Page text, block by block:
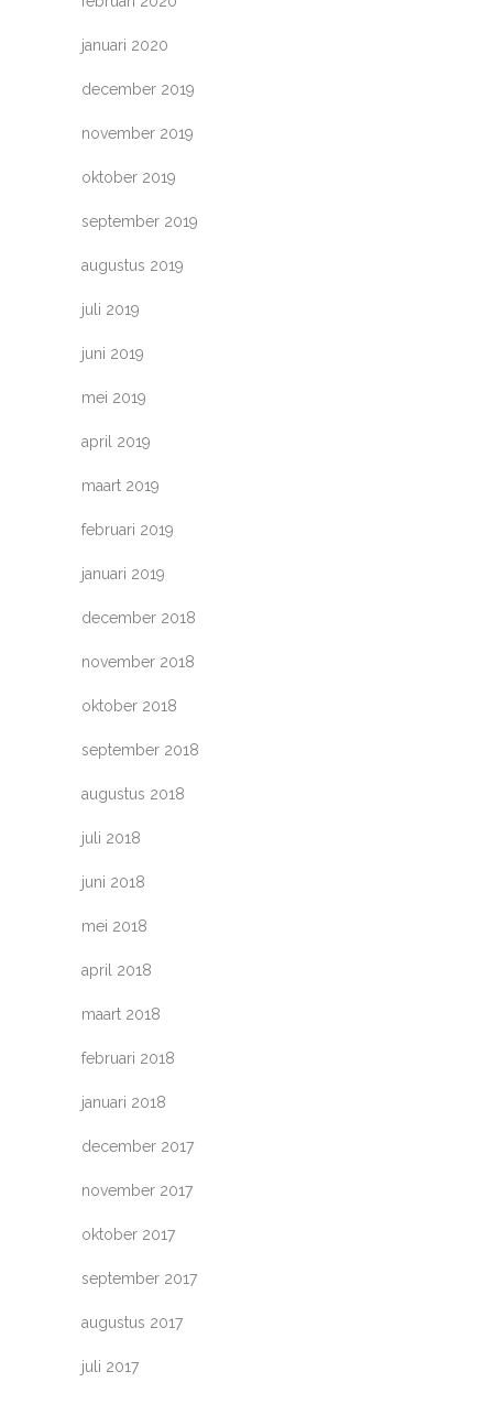
januari 2020
december 2019
november 2019
oktober 2019
september 2019
augustus 2019
juli 2019
juni 2019
mei 2019
april 2019
maart 2019
februari 2019
januari 2019
december 2018
november 2018
oktober 2018
september 2018
augustus 2018
juli 2018
juni 2018
mei 2018
april 2018
maart 2018
februari 2018
januari 2018
december 2017
november 2017
oktober 2017
september 2017
augustus 2017
juli 2017